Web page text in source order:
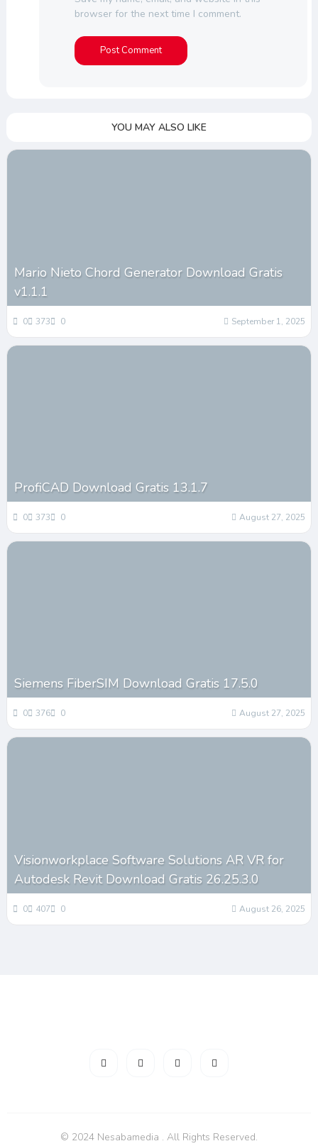
browser for the next time I comment.
YOU MAY ALSO LIKE
Mario Nieto Chord Generator Download Gratis
v1.1.1
0 373 0 September 1, 2025
ProfiCAD Download Gratis 13.1.7
0 373 0 August 27, 2025
Siemens FiberSIM Download Gratis 17.5.0
0 376 0 August 27, 2025
Visionworkplace Software Solutions AR VR for
Autodesk Revit Download Gratis 26.25.3.0
0 407 0 August 26, 2025
© 2024 Nesabamedia . All Rights Reserved.